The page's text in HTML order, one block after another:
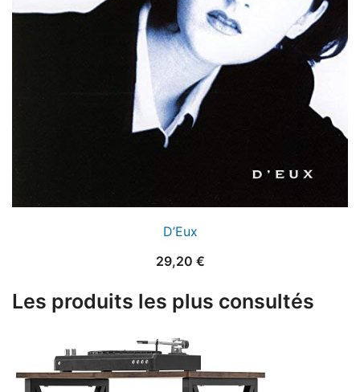
D’Eux
29,20 €
Les produits les plus consultés